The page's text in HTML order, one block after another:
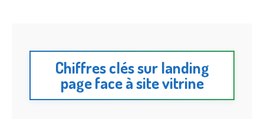
Chiffres clés sur landing
page face à site vitrine